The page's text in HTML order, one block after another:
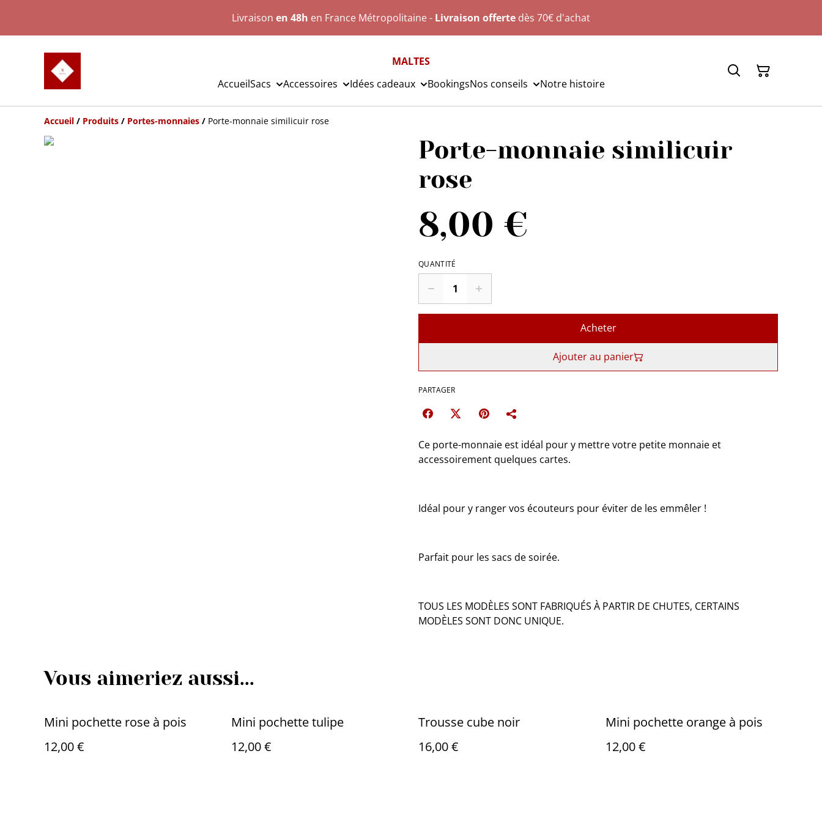
Livraison en 48h en France Métropolitaine - Livraison offerte dès 70€ d'achat
MALTES
AccueilSacs Accessoires Idées cadeaux BookingsNos conseils Notre histoire
Accueil / Produits / Portes-monnaies / Porte-monnaie similicuir rose
Porte-monnaie similicuir
rose
8,00 €
QUANTITÉ
Acheter
Ajouter au panier
PARTAGER
Ce porte-monnaie est idéal pour y mettre votre petite monnaie et
accessoirement quelques cartes.
Idéal pour y ranger vos écouteurs pour éviter de les emmêler !
Parfait pour les sacs de soirée.
TOUS LES MODÈLES SONT FABRIQUÉS À PARTIR DE CHUTES, CERTAINS
MODÈLES SONT DONC UNIQUE.
Vous aimeriez aussi...
Mini pochette rose à pois
12,00 €
Mini pochette tulipe
12,00 €
Trousse cube noir
16,00 €
Mini pochette orange à pois
12,00 €